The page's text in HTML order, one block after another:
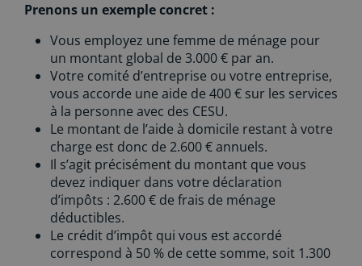
Prenons un exemple concret :
Vous employez une femme de ménage pour
un montant global de 3.000 € par an.
Votre comité d’entreprise ou votre entreprise,
vous accorde une aide de 400 € sur les services
à la personne avec des CESU.
Le montant de l’aide à domicile restant à votre
charge est donc de 2.600 € annuels.
Il s’agit précisément du montant que vous
devez indiquer dans votre déclaration
d’impôts : 2.600 € de frais de ménage
déductibles.
Le crédit d’impôt qui vous est accordé
correspond à 50 % de cette somme, soit 1.300